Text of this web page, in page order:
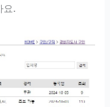
요.